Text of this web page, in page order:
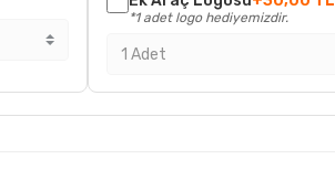
*1 adet logo hediyemizdir.